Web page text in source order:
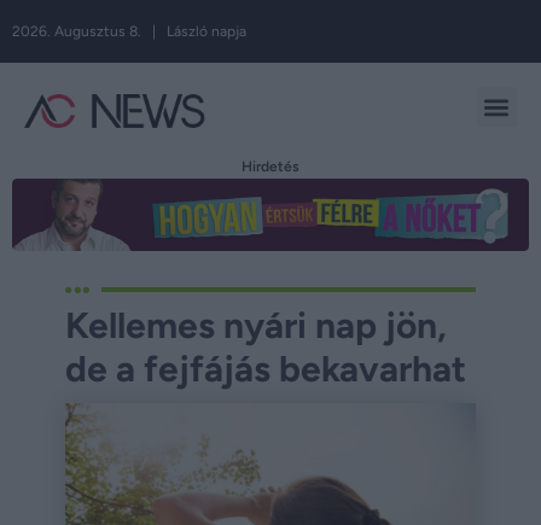
2026. Augusztus 8. | László napja
Hirdetés
Kellemes nyári nap jön,
de a fejfájás bekavarhat